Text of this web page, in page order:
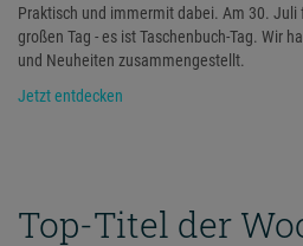
Praktisch und immermit dabei. Am 30. Juli
großen Tag - es ist Taschenbuch-Tag. Wir
und Neuheiten zusammengestellt.
Jetzt entdecken
Top-Titel der